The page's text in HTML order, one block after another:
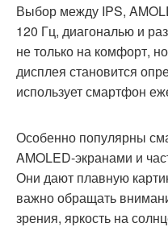
Выбор между IPS,
120 Гц, диагональю и
не только на комфорт,
дисплея становится
использует смартфон
Особенно популярны
AMOLED-экранами и
Они дают плавную
важно обращать
зрения, яркость на